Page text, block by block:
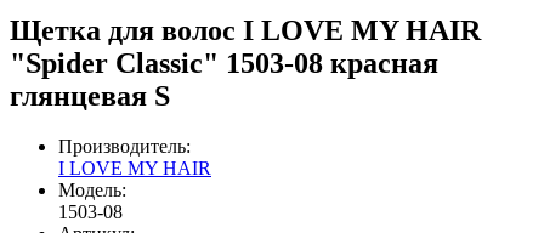
Щетка для волос I LOVE MY HAIR
"Spider Classic" 1503-08 красная
глянцевая S
Производитель:
I LOVE MY HAIR
Модель:
1503-08